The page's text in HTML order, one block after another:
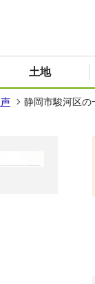
土地
静岡市駿河区の